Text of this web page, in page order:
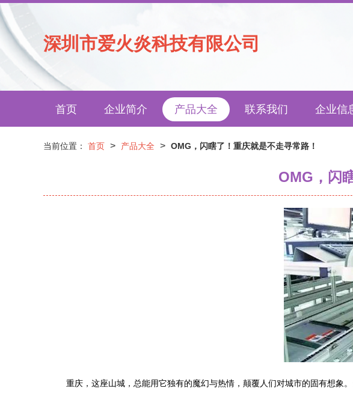
深圳市爱火炎科技有限公司
首页 企业简介 产品大全 联系我们 企业信
当前位置： 首页 > 产品大全 > OMG，闪瞎了！重庆就是不走寻常路！
OMG，闪
重庆，这座山城，总能用它独有的魔幻与热情，颠覆人们对城市的固有想象